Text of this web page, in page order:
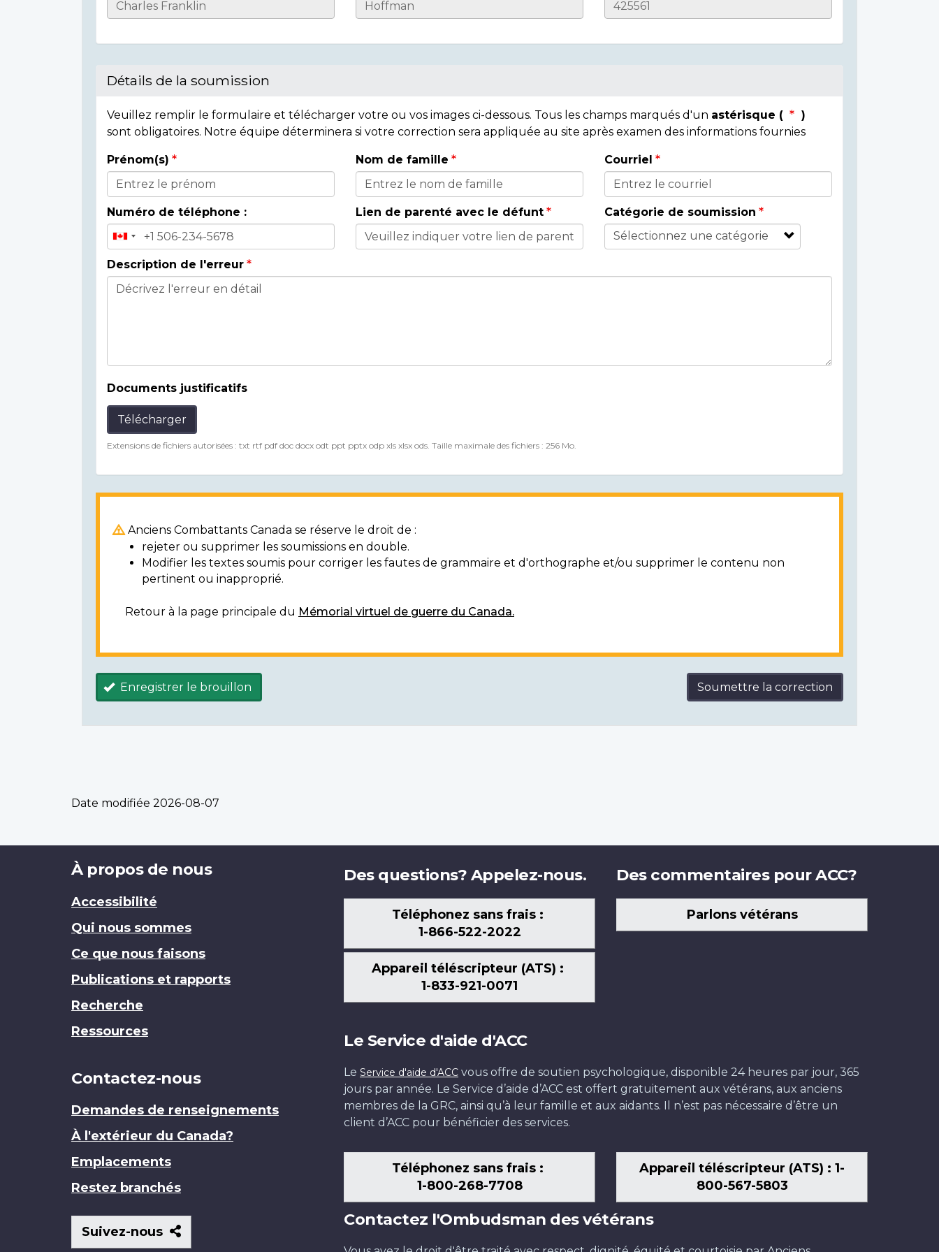
Casualty
Détails de la soumission
Veuillez remplir le formulaire et télécharger votre ou vos images ci-dessous. Tous les champs marqués d'un astérisque (
)
sont obligatoires. Notre équipe déterminera si votre correction sera appliquée au site après examen des informations fournies
Donor
Details
Prénom(s) Nom de famille Courriel
Numéro de téléphone : Lien de parenté avec le défunt Catégorie de soumission
Description de l'erreur
Documents justificatifs
Télécharger
Extensions de fichiers autorisées : txt rtf pdf doc docx odt ppt pptx odp xls xlsx ods. Taille maximale des fichiers : 256 Mo.
Anciens Combattants Canada se réserve le droit de :
rejeter ou supprimer les soumissions en double.
Modifier les textes soumis pour corriger les fautes de grammaire et d'orthographe et/ou supprimer le contenu non
pertinent ou inapproprié.
Retour à la page principale du Mémorial virtuel de guerre du Canada.
Enregistrer le brouillon Soumettre la correction
Date modifiée 2026-08-07
Brand
À propos de nous
Accessibilité
Qui nous sommes
Ce que nous faisons
Publications et rapports
Recherche
Ressources
Contactez-nous
Demandes de renseignements
À l'extérieur du Canada?
Emplacements
Restez branchés
Suivez-nous
Suivez-
nous
Des questions? Appelez-nous.
Téléphonez sans frais :
1-866-522-2022
Appareil téléscripteur (ATS) :
1-833-921-0071
Des commentaires pour ACC?
Parlons vétérans
Le Service d'aide d'ACC
Le Service d'aide d'ACC vous offre de soutien psychologique, disponible 24 heures par jour, 365
jours par année. Le Service d’aide d’ACC est offert gratuitement aux vétérans, aux anciens
membres de la GRC, ainsi qu’à leur famille et aux aidants. Il n’est pas nécessaire d’être un
client d’ACC pour bénéficier des services.
Téléphonez sans frais :
1-800-268-7708
Appareil téléscripteur (ATS) : 1-
800-567-5803
Contactez l'Ombudsman des vétérans